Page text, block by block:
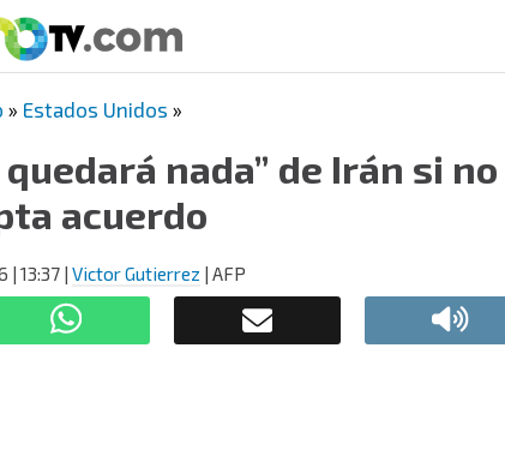
» Estados Unidos »
nada” de Irán si no
acuerdo
| 13:37| Victor Gutierrez | AFP